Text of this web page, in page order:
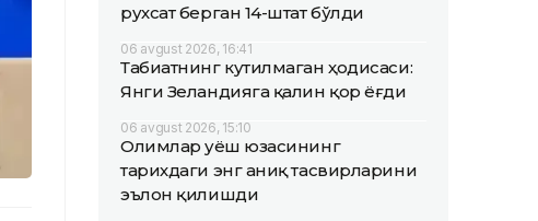
рухсат берган 14-штат бўлди
06 avgust 2026, 16:41
Табиатнинг кутилмаган ҳодисаси:
Янги Зеландияга қалин қор ёғди
06 avgust 2026, 15:10
Олимлар Қуёш юзасининг
тарихдаги энг аниқ тасвирларини
эълон қилишди